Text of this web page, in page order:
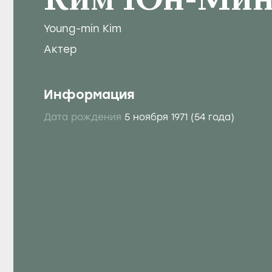
Young-min Kim
Актер
Информация
Дата рождения 5 ноября 1971 (54 года)